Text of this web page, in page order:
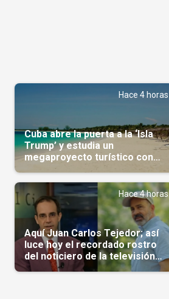
Hace 4 horas
Cuba abre la puerta a la ‘Isla
Trump’ y estudia un
megaproyecto turístico con
capital árabe
Hace 4 horas
Aquí Juan Carlos Tejedor; así
luce hoy el recordado rostro
del noticiero de la televisión
cubana